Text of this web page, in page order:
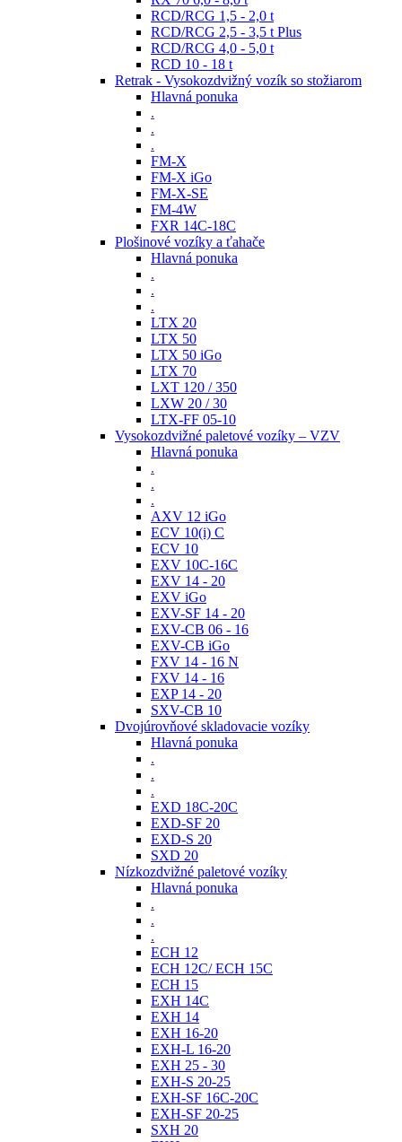
RCD/RCG 1,5 - 2,0 t
RCD/RCG 2,5 - 3,5 t Plus
RCD/RCG 4,0 - 5,0 t
RCD 10 - 18 t
Retrak - Vysokozdvižný vozík so stožiarom
Hlavná ponuka
.
.
.
FM-X
FM-X iGo
FM-X-SE
FM-4W
FXR 14C-18C
Plošinové vozíky a ťahače
Hlavná ponuka
.
.
.
LTX 20
LTX 50
LTX 50 iGo
LTX 70
LXT 120 / 350
LXW 20 / 30
LTX-FF 05-10
Vysokozdvižné paletové vozíky – VZV
Hlavná ponuka
.
.
.
AXV 12 iGo
ECV 10(i) C
ECV 10
EXV 10C-16C
EXV 14 - 20
EXV iGo
EXV-SF 14 - 20
EXV-CB 06 - 16
EXV-CB iGo
FXV 14 - 16 N
FXV 14 - 16
EXP 14 - 20
SXV-CB 10
Dvojúrovňové skladovacie vozíky
Hlavná ponuka
.
.
.
EXD 18C-20C
EXD-SF 20
EXD-S 20
SXD 20
Nízkozdvižné paletové vozíky
Hlavná ponuka
.
.
.
ECH 12
ECH 12C/ ECH 15C
ECH 15
EXH 14C
EXH 14
EXH 16-20
EXH-L 16-20
EXH 25 - 30
EXH-S 20-25
EXH-SF 16C-20C
EXH-SF 20-25
SXH 20